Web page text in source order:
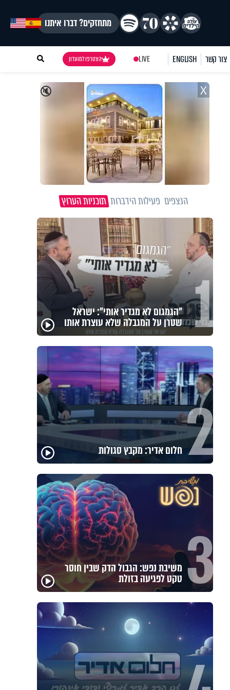
מתחזקים? דברו איתנו
צור קשר ENGLISH
LIVE הצטרפו למועדון
🔇 X
הנצפים פעילות הידברותתוכניות הערוץ
1 "הגמגום לא מגדיר אותי": ישראל
שטרן על המגבלה שלא עוצרת אותו
2 חלום אדיר: מקבץ סגולות
3 משיבת נפש: הגבול הדק שבין חוסר
טקט לפגיעה בזולת